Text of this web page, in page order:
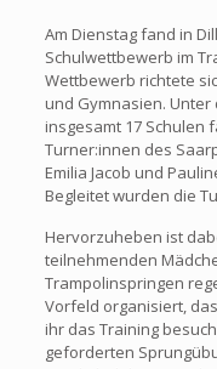
Am Dienstag fand in
Schulwettbewerb im
Wettbewerb richtete
und Gymnasien.
insgesamt 17 Schulen
Turner:innen des
Emilia Jacob und
Begleitet wurden die
Hervorzuheben ist
teilnehmenden
Trampolinspringen
Vorfeld organisiert,
ihr das Training
geforderten